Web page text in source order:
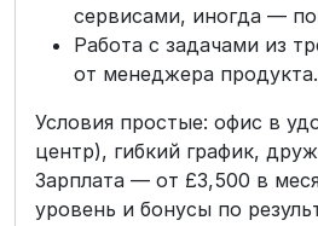
сервисами, иногда —
Работа с задачами из
от менеджера продукта.
Условия простые: офис в
центр), гибкий график,
Зарплата — от £3,500 в
уровень и бонусы по